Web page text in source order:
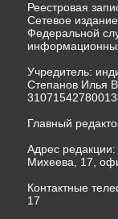
Реестровая
Сетевое
Федеральной
Учредитель:
Степанов Илья
Главный
Адрес редакции:
Михеева, 17,
Контактные
17